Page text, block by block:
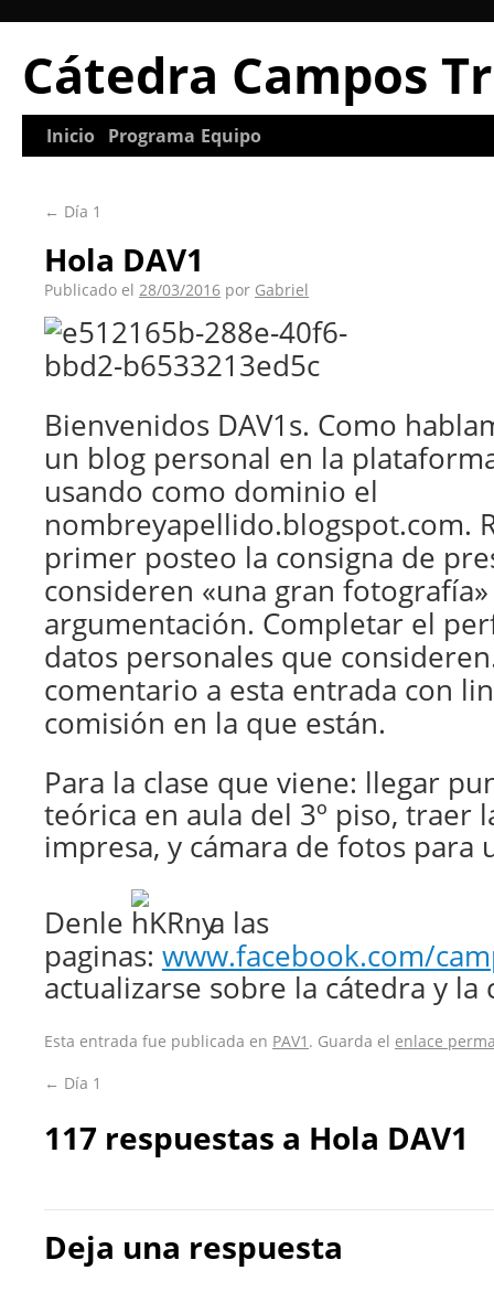
Cátedra Campos
Inicio Programa Equipo
← Día 1
Hola DAV1
Publicado el 28/03/2016 por Gabriel
Bienvenidos DAV1s. Como
un blog personal en la
usando como dominio el
nombreyapellido.blogspot.com.
primer posteo la consigna de
consideren «una gran
argumentación. Completar el
datos personales que
comentario a esta entrada con
comisión en la que están.
Para la clase que viene: llegar
teórica en aula del 3º piso, traer
impresa, y cámara de fotos para
Denle
a las
paginas: www.facebook.com/
actualizarse sobre la cátedra y la
Esta entrada fue publicada en PAV1 . Guarda el enlace
← Día 1
117 respuestas a Hola DAV1
Deja una respuesta